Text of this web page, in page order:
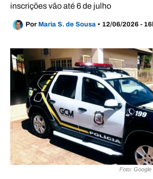
inscrições vão até 6 de julho
Por Maria S. de Sousa • 12/06/2026 -
Foto: